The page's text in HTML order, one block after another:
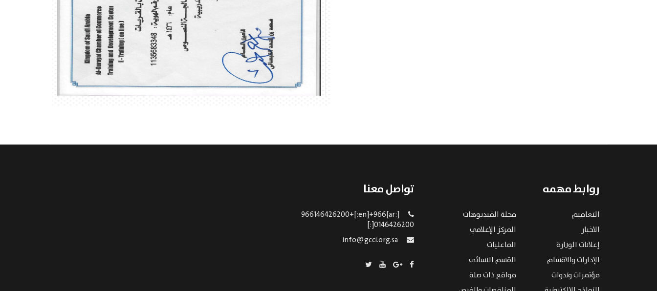
روابط مهمه
التعاميم
مجلة الفيديوهات
الاخبار
المركز الإعلامي
إعلانات الوزارة
الفاعليات
الإدارات والاقسام
القسم النسائى
مؤتمرات وندوات
مواقع ذات صلة
تواصل معنا
[:ar]966146426200+[:en]+966
0146426200[:]